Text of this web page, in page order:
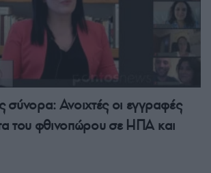
σύνορα: Ανοιχτές οι εγγραφές
του φθινοπώρου σε ΗΠΑ και